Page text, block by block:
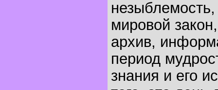
незыблемость,
мировой
архив,
период
знания и его